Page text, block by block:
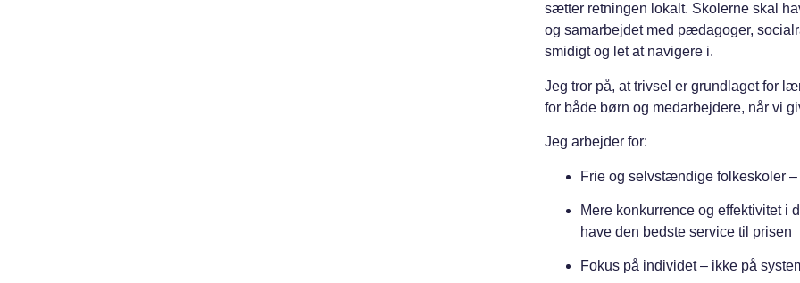
sætter retningen lokalt. Skolerne skal
og samarbejdet med pædagoger,
smidigt og let at navigere i.
Jeg tror på, at trivsel er grundlaget for
for både børn og medarbejdere, når vi
Jeg arbejder for:
Frie og selvstændige folkeskoler –
Mere konkurrence og effektiviteti
have den bedste service til prisen
Fokus på individet– ikke på